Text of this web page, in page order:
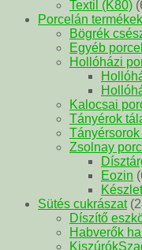
Textil (K80)
Porcelán termékek
Bögrék
Egyéb
Hollóházi
Kalocsai
Tányérok
Zsolnay
Eozin
Sütés cukrászat
Díszítő
Habverők